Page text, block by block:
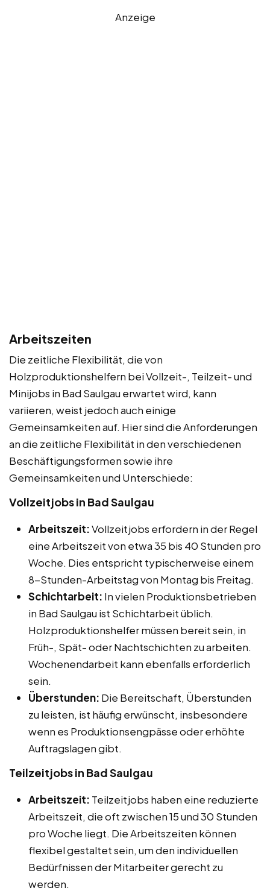
Anzeige
Arbeitszeiten
Die zeitliche Flexibilität, die von
Holzproduktionshelfern bei Vollzeit-, Teilzeit- und
Minijobs in Bad Saulgau erwartet wird, kann
variieren, weist jedoch auch einige
Gemeinsamkeiten auf. Hier sind die Anforderungen
an die zeitliche Flexibilität in den verschiedenen
Beschäftigungsformen sowie ihre
Gemeinsamkeiten und Unterschiede:
Vollzeitjobs in Bad Saulgau
Arbeitszeit:Vollzeitjobs erfordern in der Regel
eine Arbeitszeit von etwa 35 bis 40 Stunden pro
Woche. Dies entspricht typischerweise einem
8-Stunden-Arbeitstag von Montag bis Freitag.
Schichtarbeit: In vielen Produktionsbetrieben
in Bad Saulgau ist Schichtarbeit üblich.
Holzproduktionshelfer müssen bereit sein, in
Früh-, Spät- oder Nachtschichten zu arbeiten.
Wochenendarbeit kann ebenfalls erforderlich
sein.
Überstunden: Die Bereitschaft, Überstunden
zu leisten, ist häufig erwünscht, insbesondere
wenn es Produktionsengpässe oder erhöhte
Auftragslagen gibt.
Teilzeitjobs in Bad Saulgau
Arbeitszeit: Teilzeitjobs haben eine reduzierte
Arbeitszeit, die oft zwischen 15 und 30 Stunden
pro Woche liegt. Die Arbeitszeiten können
flexibel gestaltet sein, um den individuellen
Bedürfnissen der Mitarbeiter gerecht zu
werden.